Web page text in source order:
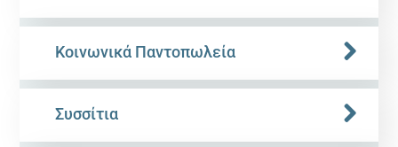
Κοινωνικά Παντοπωλεία
Συσσίτια